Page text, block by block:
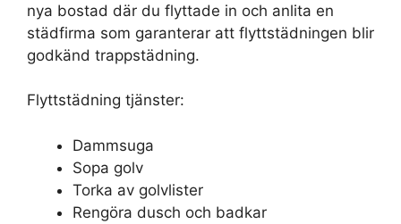
nya bostad där du flyttade in och anlita en
städfirma som garanterar att flyttstädningen blir
godkänd trappstädning.
Flyttstädning tjänster:
Dammsuga
Sopa golv
Torka av golvlister
Rengöra dusch och badkar